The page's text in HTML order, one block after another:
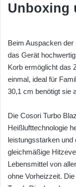
Unboxing
Beim Auspacken
das Gerät
Korb ermöglicht das
einmal, ideal für
30,1 cm benötigt sie
Die Cosori Turbo
Heißlufttechnologie
leistungsstarken und
gleichmäßige
Lebensmittel von
ohne Vorheizzeit.